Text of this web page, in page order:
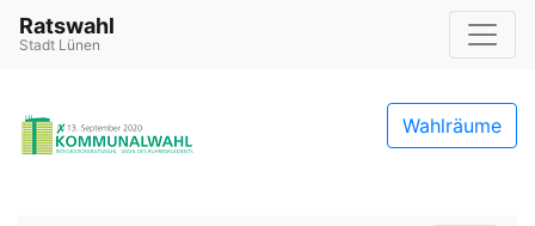
Ratswahl
Stadt Lünen
Wahlräume